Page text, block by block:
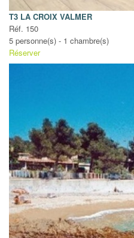
T3 LA CROIX VALMER
Réf. 150
5 personne(s) - 1 chambre(s)
Réserver